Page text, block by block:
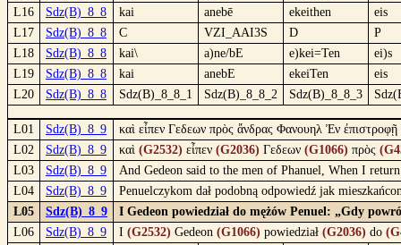
L16
Sdz(B)_8_8 kai anebē ekeithen
eis
L17
Sdz(B)_8_8 C VZI_AAI3S D
P
L18
Sdz(B)_8_8 kai\ a)ne/bE e)kei=Ten
ei)s
L19
Sdz(B)_8_8 kai anebE ekeiTen
eis
L20
Sdz(B)_8_8 Sdz(B)_8_8_1 Sdz(B)_8_8_2 Sdz(B)_8_8_3
L01 Sdz(B)_8_9
καὶ εἶπεν Γεδεων πρὸς ἄνδρας Φανουηλ Ἐν
L02
Sdz(B)_8_9 καὶ (G2532) εἶπεν (G2036) Γεδεων (G1066) πρὸς
L03
Sdz(B)_8_9
And Gedeon said to the men of Phanuel, When I
L04
Sdz(B)_8_9
Penuelczykom dał podobną odpowiedź jak
L05
Sdz(B)_8_9
I Gedeon powiedział do mężów Penuel: „Gdy
L06
Sdz(B)_8_9 I (G2532) Gedeon (G1066) powiedział (G2036) do